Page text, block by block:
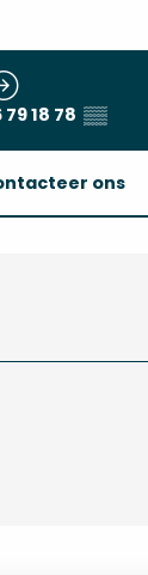
79 18 78 ▒▒
ons